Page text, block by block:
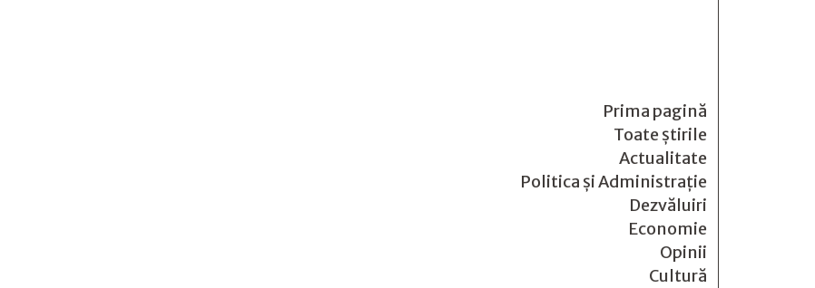
Prima pagină
Toate știrile
Actualitate
Politica și Administrație
Dezvăluiri
Economie
Opinii
Cultură